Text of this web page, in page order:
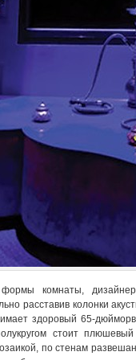
формы комнаты,
расставив колонки
здоровый 65-
стоит
по стенам